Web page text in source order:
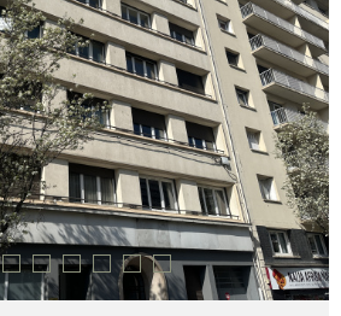
ALERTE
CONTACT